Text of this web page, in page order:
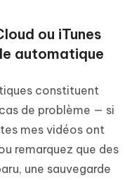
ou iTunes
automatique
constituent
de problème — si
mes vidéos ont
remarquez que des
une sauvegarde